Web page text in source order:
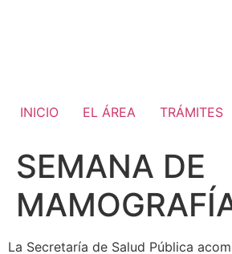
INICIO EL ÁREA TRÁMITES
SEMANA DE
La Secretaría de Salud Pública